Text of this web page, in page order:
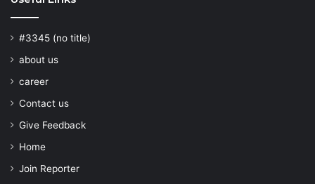
#3345 (no title)
about us
career
Contact us
Give Feedback
Home
Join Reporter